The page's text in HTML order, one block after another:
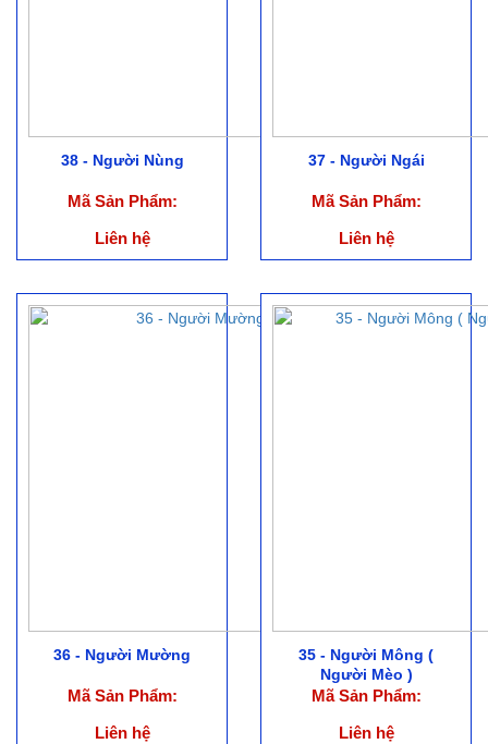
38 - Người Nùng
Mã Sản Phẩm:
Liên hệ
37 - Người Ngái
Mã Sản Phẩm:
Liên hệ
36 - Người Mường
Mã Sản Phẩm:
Liên hệ
35 - Người Mông (
Người Mèo )
Mã Sản Phẩm:
Liên hệ